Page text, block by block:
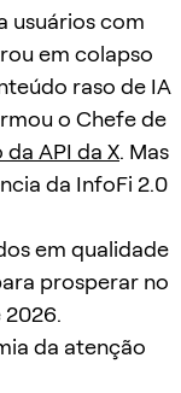
usuários com
em colapso
raso de IA
o Chefe de
API da X. Mas
da InfoFi 2.0
em qualidade
prosperar no
da atenção